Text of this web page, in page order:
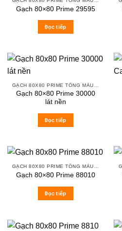
Gạch 80×80 Prime 29595
Đọc tiếp
Gạch 80×80 Prime 30000
lát nền
Đọc tiếp
Gạch 80×80 Prime 88010
Đọc tiếp